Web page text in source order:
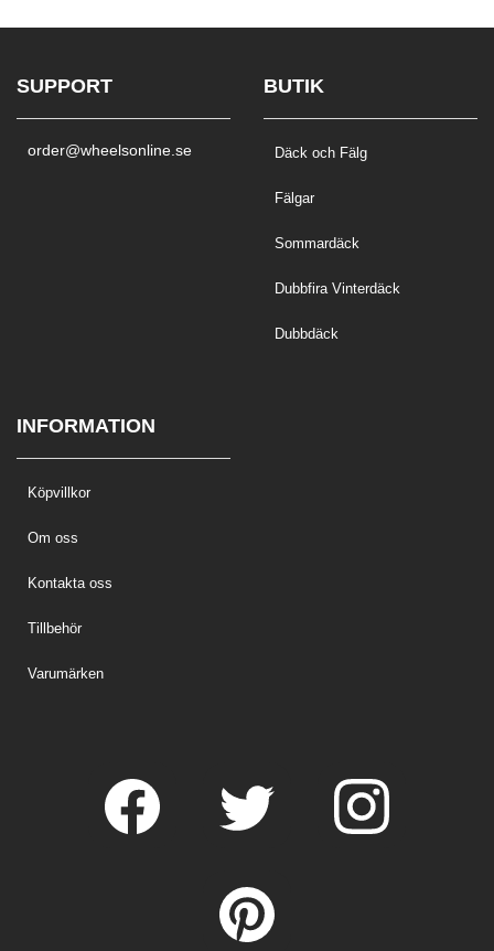
SUPPORT
order@wheelsonline.se
BUTIK
Däck och Fälg
Fälgar
Sommardäck
Dubbfira Vinterdäck
Dubbdäck
INFORMATION
Köpvillkor
Om oss
Kontakta oss
Tillbehör
Varumärken